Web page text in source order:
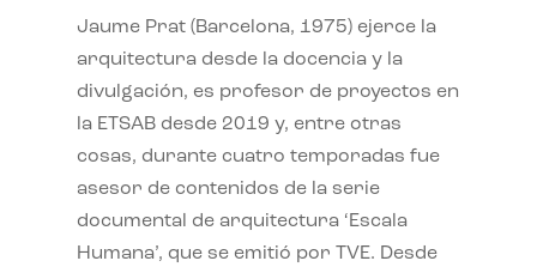
Jaume Prat (Barcelona, 1975) ejerce la
arquitectura desde la docencia y la
divulgación, es profesor de proyectos en
la ETSAB desde 2019 y, entre otras
cosas, durante cuatro temporadas fue
asesor de contenidos de la serie
documental de arquitectura ‘Escala
Humana’, que se emitió por TVE. Desde